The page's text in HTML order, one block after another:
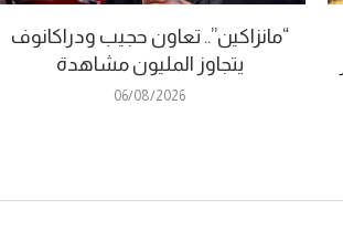
“مانزاكين”.. تعاون حجيب ودراكانوف
يتجاوز المليون مشاهدة
06/08/2026